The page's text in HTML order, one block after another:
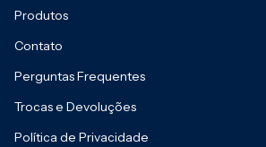
Produtos
Contato
Perguntas Frequentes
Trocas e Devoluções
Política de Privacidade